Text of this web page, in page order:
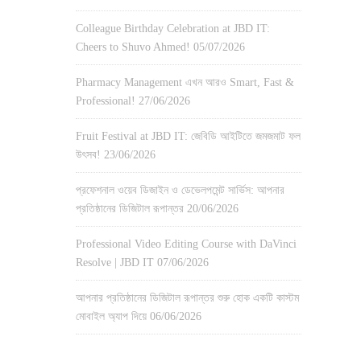
Colleague Birthday Celebration at JBD IT:
Cheers to Shuvo Ahmed! 05/07/2026
Pharmacy Management এখন আরও Smart, Fast &
Professional! 27/06/2026
Fruit Festival at JBD IT: জেবিডি আইটিতে জমজমাট ফল
উৎসব! 23/06/2026
প্রফেশনাল ওয়েব ডিজাইন ও ডেভেলপমেন্ট সার্ভিস: আপনার
প্রতিষ্ঠানের ডিজিটাল রূপান্তর 20/06/2026
Professional Video Editing Course with DaVinci
Resolve | JBD IT 07/06/2026
আপনার প্রতিষ্ঠানের ডিজিটাল রূপান্তর শুরু হোক একটি কাস্টম
মোবাইল অ্যাপ দিয়ে 06/06/2026